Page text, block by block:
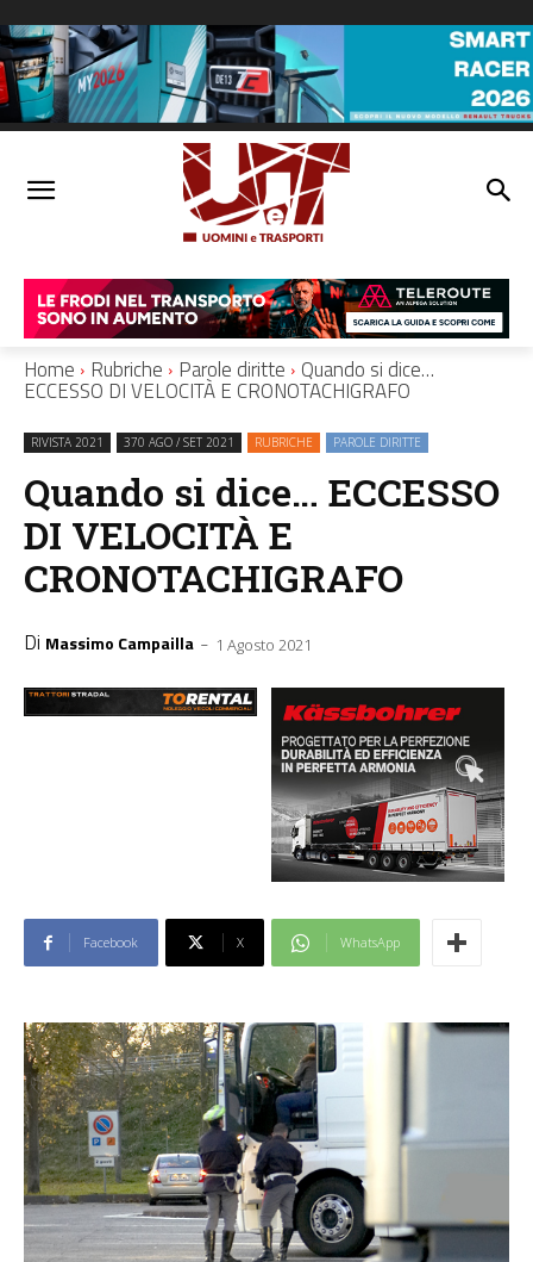
Home Rubriche Parole diritte Quando si dice…
ECCESSO DI VELOCITÀ E CRONOTACHIGRAFO
RIVISTA 2021 370 AGO / SET 2021 RUBRICHE PAROLE DIRITTE
Quando si dice… ECCESSO
DI VELOCITÀ E
CRONOTACHIGRAFO
Di Massimo Campailla - 1 Agosto 2021
Facebook X WhatsApp